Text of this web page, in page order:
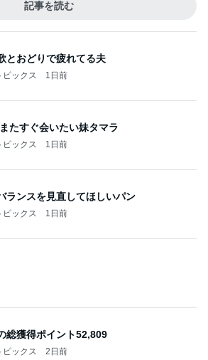
ピックス 1日前
ランスを見直してほしいパン
ックス 1日前
総獲得ポイント52,809
ックス 2日前